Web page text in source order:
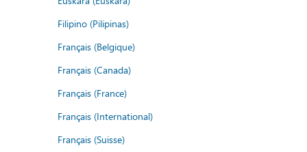
Filipino (Pilipinas)
Français (Belgique)
Français (Canada)
Français (France)
Français (International)
Français (Suisse)